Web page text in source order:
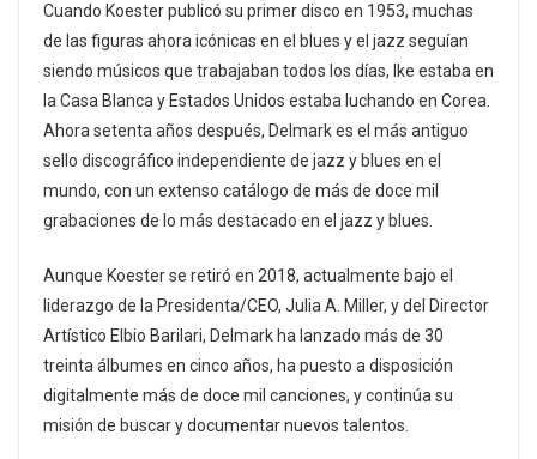
Cuando Koester publicó su primer disco en 1953, muchas
de las figuras ahora icónicas en el blues y el jazz seguían
siendo músicos que trabajaban todos los días, Ike estaba en
la Casa Blanca y Estados Unidos estaba luchando en Corea.
Ahora setenta años después, Delmark es el más antiguo
sello discográfico independiente de jazz y blues en el
mundo, con un extenso catálogo de más de doce mil
grabaciones de lo más destacado en el jazz y blues.
Aunque Koester se retiró en 2018, actualmente bajo el
liderazgo de la Presidenta/CEO, Julia A. Miller, y del Director
Artístico Elbio Barilari, Delmark ha lanzado más de 30
treinta álbumes en cinco años, ha puesto a disposición
digitalmente más de doce mil canciones, y continúa su
misión de buscar y documentar nuevos talentos.